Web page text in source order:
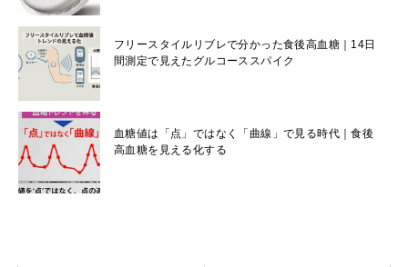
フリースタイルリブレで分かった食後高血糖｜14日
間測定で見えたグルコーススパイク
血糖値は「点」ではなく「曲線」で見る時代｜食後
高血糖を見える化する